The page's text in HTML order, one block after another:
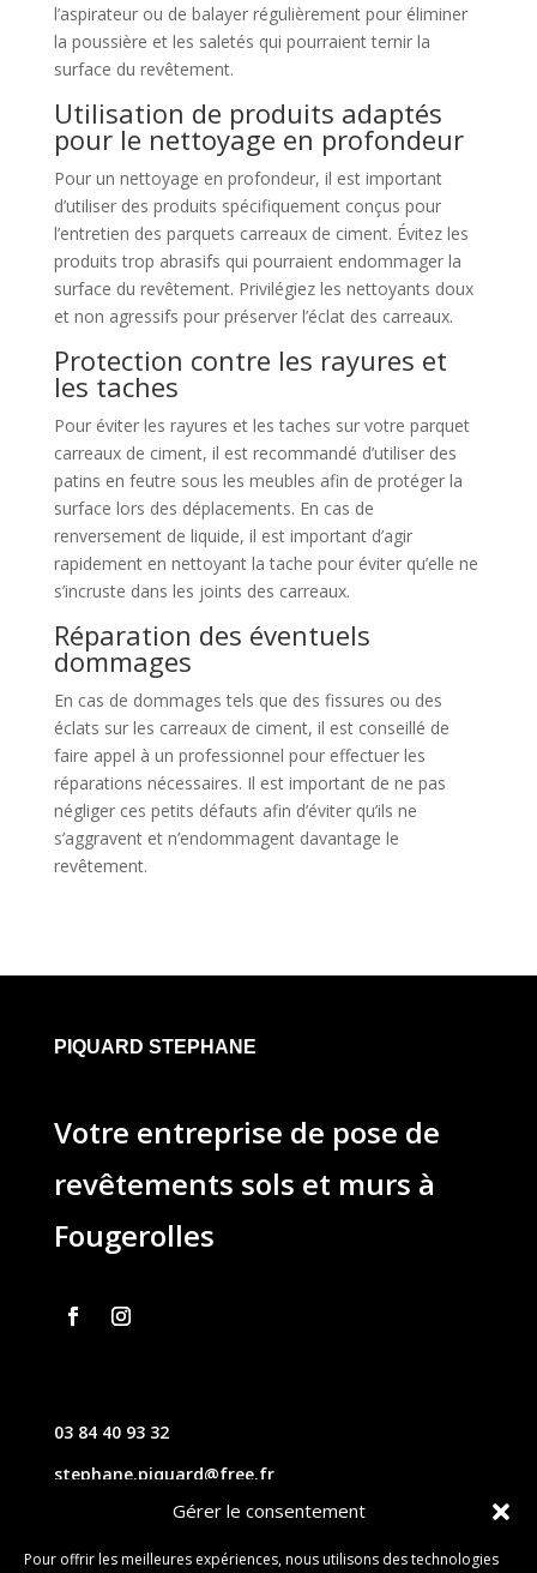
Gérer le consentement
Pour offrir les meilleures expériences, nous utilisons des technologies
l’aspirateur ou de balayer régulièrement pour éliminer
la poussière et les saletés qui pourraient ternir la
surface du revêtement.
Utilisation de produits adaptés
pour le nettoyage en profondeur
Pour un nettoyage en profondeur, il est important
d’utiliser des produits spécifiquement conçus pour
l’entretien des parquets carreaux de ciment. Évitez les
produits trop abrasifs qui pourraient endommager la
surface du revêtement. Privilégiez les nettoyants doux
et non agressifs pour préserver l’éclat des carreaux.
Protection contre les rayures et
les taches
Pour éviter les rayures et les taches sur votre parquet
carreaux de ciment, il est recommandé d’utiliser des
patins en feutre sous les meubles afin de protéger la
surface lors des déplacements. En cas de
renversement de liquide, il est important d’agir
rapidement en nettoyant la tache pour éviter qu’elle ne
s’incruste dans les joints des carreaux.
Réparation des éventuels
dommages
En cas de dommages tels que des fissures ou des
éclats sur les carreaux de ciment, il est conseillé de
faire appel à un professionnel pour effectuer les
réparations nécessaires. Il est important de ne pas
négliger ces petits défauts afin d’éviter qu’ils ne
s’aggravent et n’endommagent davantage le
revêtement.
PIQUARD STEPHANE
Votre entreprise de pose de
revêtements sols et murs à
Fougerolles
03 84 40 93 32
stephane.piquard@free.fr
61 les chavannes – 70220 FOUGEROLLES